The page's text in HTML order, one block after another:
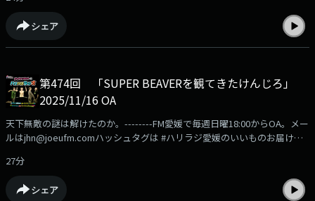
utm_source=podcast&utm_medium=referral&utm_campaign=hariradi
シェア
第474回 「SUPER BEAVERを観てきたけんじろ」
2025/11/16 OA
天下無敵の謎は解けたのか。--------FM愛媛で毎週日曜18:00からOA。メー
ルはjhn@joeufm.comハッシュタグは #ハリラジ愛媛のいいものお届け
https://fmmarche.jp/?
utm_source=podcast&utm_medium=referral&utm_campaign=hariradi
27分
シェア